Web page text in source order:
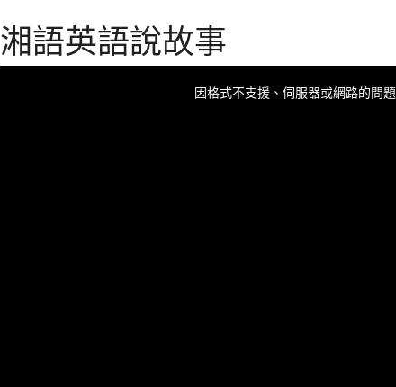
湘語英語說故事
因格式不支援、伺服器或網路的問